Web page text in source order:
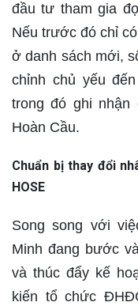
đầu tư tham gia
Nếu trước đó chỉ
ở danh sách mới,
chỉnh chủ yếu
trong đó ghi nhận
Hoàn Cầu.
Chuẩn bị thay đổi
HOSE
Song song với
Minh đang bước
và thúc đẩy kế
kiến tổ chức